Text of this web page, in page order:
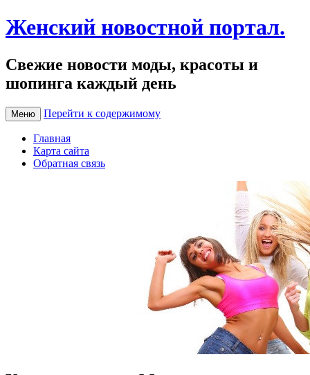
Женский новостной портал.
Свежие новости моды, красоты и
шопинга каждый день
Меню Перейти к содержимому
Главная
Карта сайта
Обратная связь